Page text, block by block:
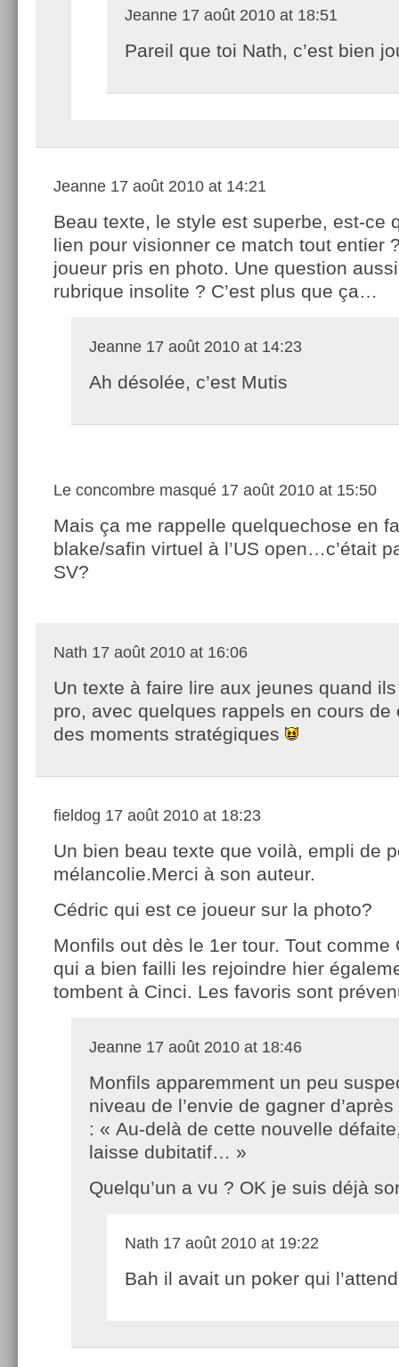
Jeanne 17 août 2010 at 18:51
Pareil que toi Nath, c’est bien
Jeanne 17 août 2010 at 14:21
Beau texte, le style est superbe, est-ce
lien pour visionner ce match tout entier
joueur pris en photo. Une question
rubrique insolite ? C’est plus que ça…
Jeanne 17 août 2010 at 14:23
Ah désolée, c’est Mutis
Le concombre masqué 17 août 2010 at 15:50
Mais ça me rappelle quelquechose en
blake/safin virtuel à l’US open…c’était
SV?
Nath 17 août 2010 at 16:06
Un texte à faire lire aux jeunes quand
pro, avec quelques rappels en cours de
des moments stratégiques
fieldog 17 août 2010 at 18:23
Un bien beau texte que voilà, empli de
mélancolie.Merci à son auteur.
Cédric qui est ce joueur sur la photo?
Monfils out dès le 1er tour. Tout
qui a bien failli les rejoindre hier
tombent à Cinci. Les favoris sont
Jeanne 17 août 2010 at 18:46
Monfils apparemment un peu
niveau de l’envie de gagner d’après
: « Au-delà de cette nouvelle
laisse dubitatif… »
Quelqu’un a vu ? OK je suis déjà
Nath 17 août 2010 at 19:22
Bah il avait un poker qui